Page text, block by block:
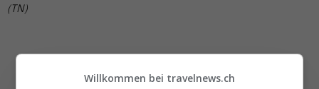
(TN)
Willkommen bei travelnews.ch